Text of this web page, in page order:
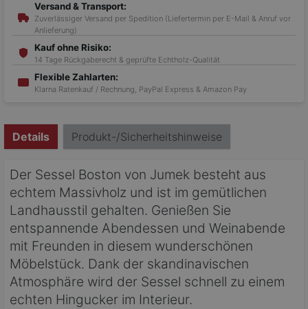
Versand & Transport:
Zuverlässiger Versand per Spedition (Liefertermin per E-Mail & Anruf vor
Anlieferung)
Kauf ohne Risiko:
14 Tage Rückgaberecht & geprüfte Echtholz-Qualität
Flexible Zahlarten:
Klarna Ratenkauf / Rechnung, PayPal Express & Amazon Pay
Details Produkt-/Sicherheitshinweise
Der Sessel Boston von Jumek besteht aus
echtem Massivholz und ist im gemütlichen
Landhausstil gehalten. Genießen Sie
entspannende Abendessen und Weinabende
mit Freunden in diesem wunderschönen
Möbelstück. Dank der skandinavischen
Atmosphäre wird der Sessel schnell zu einem
echten Hingucker im Interieur.